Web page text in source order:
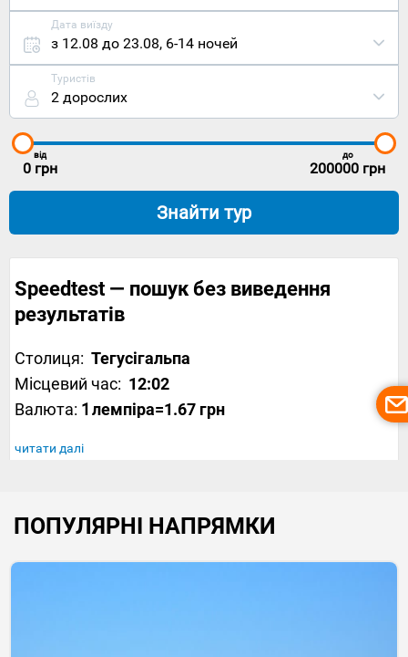
Дата виїзду
з 12.08 до 23.08, 6-14 ночей
Туристів
2 дорослих
від
0 грн
до
200000 грн
Знайти тур
Speedtest — пошук без виведення
результатів
Столиця: Тегусігальпа
Місцевий час: 12:02
Валюта: 1 лемпіра=1.67 грн
читати далі
ПОПУЛЯРНІ НАПРЯМКИ